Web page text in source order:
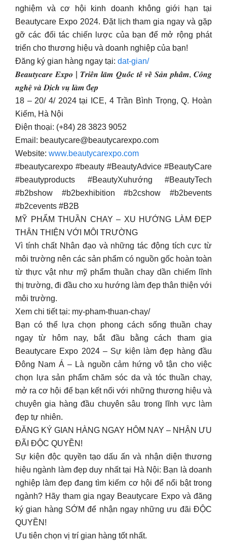
nghiệm và cơ hội kinh doanh không giới hạn tại
Beautycare Expo 2024. Đặt lịch tham gia ngay và gặp
gỡ các đối tác chiến lược của bạn để mở rộng phát
triển cho thương hiệu và doanh nghiệp của bạn!
Đăng ký gian hàng ngay tại: dat-gian/
𝑩𝒆𝒂𝒖𝒕𝒚𝒄𝒂𝒓𝒆 𝑬𝒙𝒑𝒐 | 𝑻𝒓𝒊𝒆̂̉𝒏 𝒍𝒂̃𝒎 𝑸𝒖𝒐̂́𝒄 𝒕𝒆̂́ 𝒗𝒆̂̀ 𝑺𝒂̉𝒏 𝒑𝒉𝒂̂̉𝒎, 𝑪𝒐̂𝒏𝒈
𝒏𝒈𝒉𝒆̣̂ 𝒗𝒂̀ 𝑫𝒊̣𝒄𝒉 𝒗𝒖̣ 𝒍𝒂̀𝒎 đ𝒆̣𝒑
18 – 20/ 4/ 2024 tại ICE, 4 Trần Bình Trọng, Q. Hoàn
Kiếm, Hà Nội
Điện thoại: (+84) 28 3823 9052
Email: beautycare@beautycarexpo.com
Website: www.beautycarexpo.com
#beautycarexpo #beauty #BeautyAdvice #BeautyCare
#beautyproducts #BeautyXuhướng #BeautyTech
#b2bshow #b2bexhibition #b2cshow #b2bevents
#b2cevents #B2B
MỸ PHẨM THUẦN CHAY – XU HƯỚNG LÀM ĐẸP
THÂN THIỆN VỚI MÔI TRƯỜNG
Vì tính chất Nhân đạo và những tác động tích cực từ
môi trường nên các sản phẩm có nguồn gốc hoàn toàn
từ thực vật như mỹ phẩm thuần chay dần chiếm lĩnh
thị trường, đi đầu cho xu hướng làm đẹp thân thiện với
môi trường.
Xem chi tiết tại: my-pham-thuan-chay/
Bạn có thể lựa chọn phong cách sống thuần chay
ngay từ hôm nay, bắt đầu bằng cách tham gia
Beautycare Expo 2024 – Sự kiện làm đẹp hàng đầu
Đông Nam Á – Là nguồn cảm hứng vô tận cho việc
chọn lựa sản phẩm chăm sóc da và tóc thuần chay,
mở ra cơ hội để bạn kết nối với những thương hiệu và
chuyên gia hàng đầu chuyên sâu trong lĩnh vực làm
đẹp tự nhiên.
ĐĂNG KÝ GIAN HÀNG NGAY HÔM NAY – NHẬN ƯU
ĐÃI ĐỘC QUYỀN!
Sự kiện độc quyền tạo dấu ấn và nhận diện thương
hiệu ngành làm đẹp duy nhất tại Hà Nội: Bạn là doanh
nghiệp làm đẹp đang tìm kiếm cơ hội để nổi bật trong
ngành? Hãy tham gia ngay Beautycare Expo và đăng
ký gian hàng SỚM để nhận ngay những ưu đãi ĐỘC
QUYỀN!
Ưu tiên chọn vị trí gian hàng tốt nhất.